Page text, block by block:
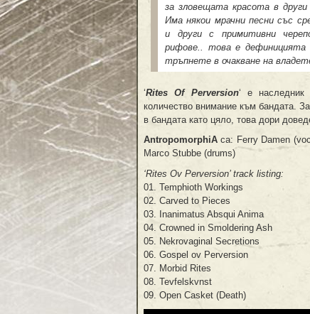
за зловещата красота в други
Има някои мрачни песни със
и други с примитивни
рифове.. това е
тръпнете в очакване на
‘Rites Of Perversion‘ е наследник
количество внимание към бандата.
в бандата като цяло, това дори
AntropomorphiAса: Ferry Damen
Marco Stubbe (drums)
‘Rites Ov Perversion’ track listing:
01. Temphioth Workings
02. Carved to Pieces
03. Inanimatus Absqui Anima
04. Crowned in Smoldering Ash
05. Nekrovaginal Secretions
06. Gospel ov Perversion
07. Morbid Rites
08. Tevfelskvnst
09. Open Casket (Death)